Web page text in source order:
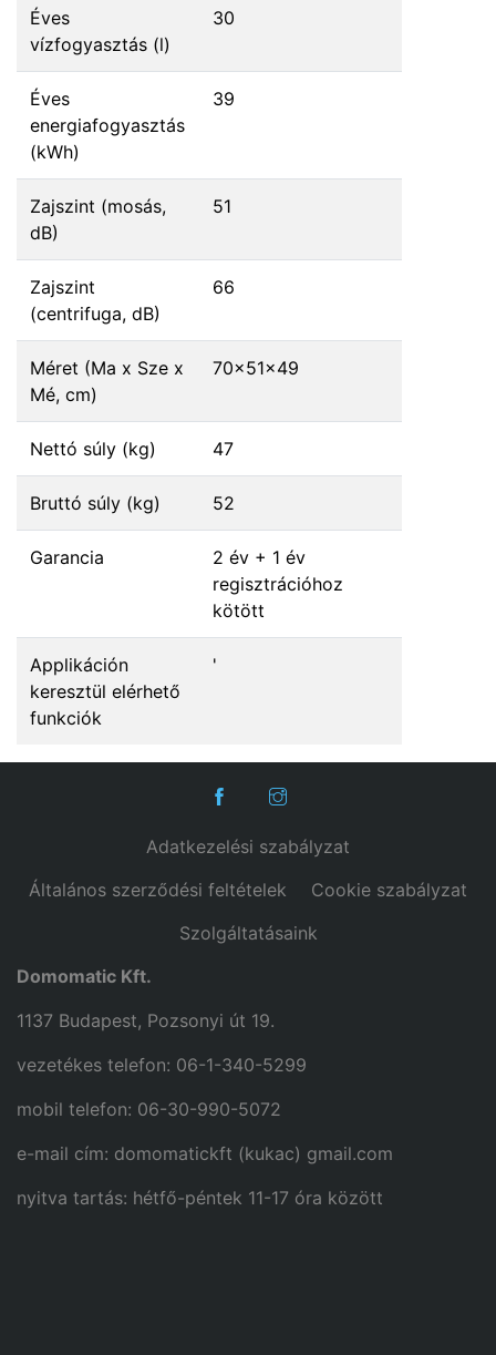
Éves
vízfogyasztás (l)
30
Éves
energiafogyasztás
(kWh)
39
Zajszint (mosás,
dB)
51
Zajszint
(centrifuga, dB)
66
Méret (Ma x Sze x
Mé, cm)
70x51x49
Nettó súly (kg) 47
Bruttó súly (kg) 52
Garancia
2 év + 1 év
regisztrációhoz
kötött
Applikáción
keresztül elérhető
funkciók
'
Adatkezelési szabályzat
Általános szerződési feltételek
Cookie szabályzat
Szolgáltatásaink
Domomatic Kft.
1137 Budapest, Pozsonyi út 19.
vezetékes telefon: 06-1-340-5299
mobil telefon: 06-30-990-5072
e-mail cím: domomatickft (kukac) gmail.com
nyitva tartás: hétfő-péntek 11-17 óra között